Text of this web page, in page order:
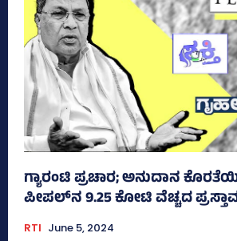
ಗ್ಯಾರಂಟಿ ಪ್ರಚಾರ; ಅನುದಾನ
ಪೀಪಲ್‌ನ 9.25 ಕೋಟಿ ವೆಚ್ಚದ
RTI June 5, 2024